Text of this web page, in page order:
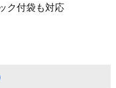
ク付袋も対応